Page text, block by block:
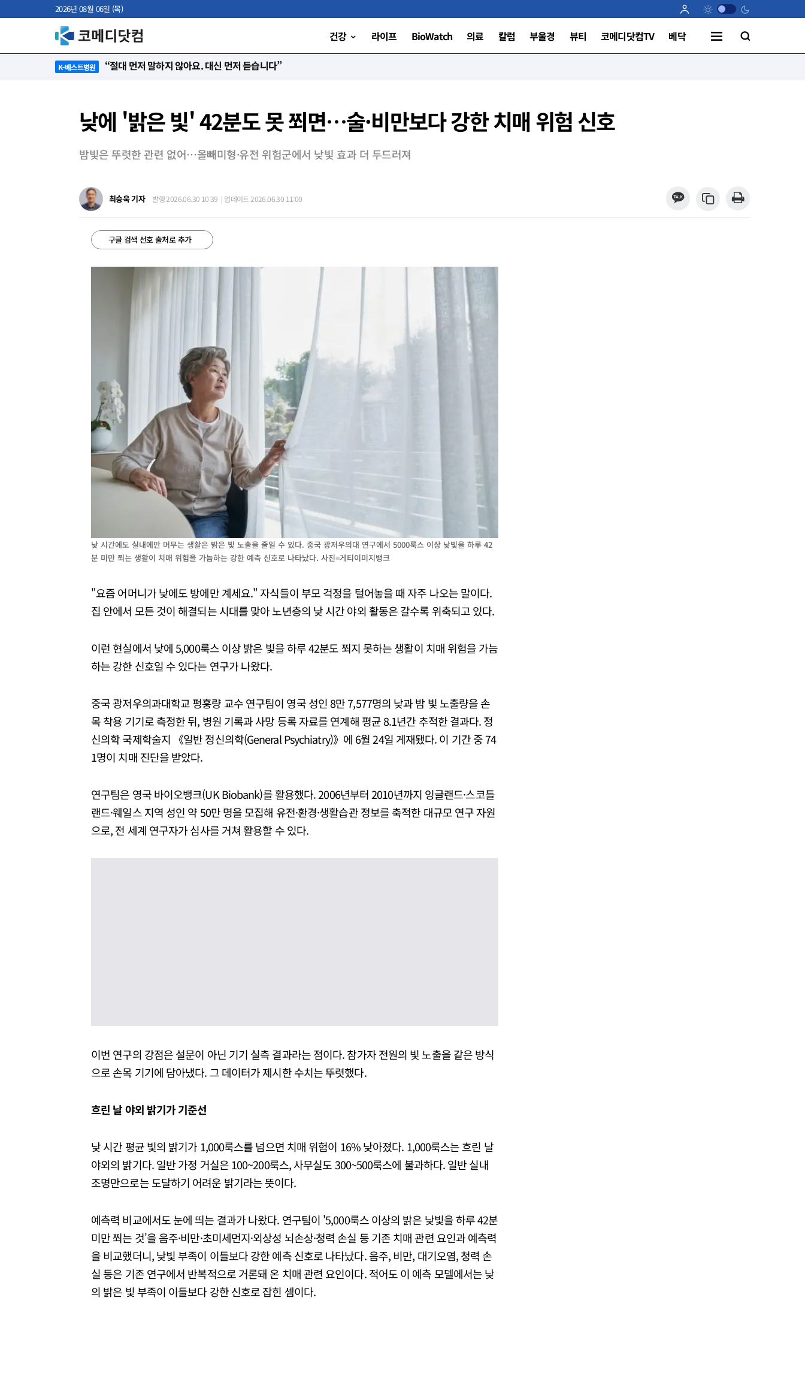
2026년 08월 06일 (목)
건강 라이프 BioWatch 의료 칼럼 부울경 뷰티 코메디닷컴TV 베닥
K-베스트병원 “절대 먼저 말하지 않아요. 대신 먼저 듣습니다”
낮에 '밝은 빛' 42분도 못 쬐면…술·비만보다 강한 치매 위험 신호
밤빛은 뚜렷한 관련 없어…올빼미형·유전 위험군에서 낮빛 효과 더 두드러져
최승욱 기자 발행 2026.06.30 10:39 업데이트 2026.06.30 11:00
구글 검색 선호 출처로 추가
낮 시간에도 실내에만 머무는 생활은 밝은 빛 노출을 줄일 수 있다. 중국 광저우의대 연구에서 5000룩스 이상 낮빛을 하루 42
분 미만 쬐는 생활이 치매 위험을 가늠하는 강한 예측 신호로 나타났다. 사진=게티이미지뱅크
"요즘 어머니가 낮에도 방에만 계세요." 자식들이 부모 걱정을 털어놓을 때 자주 나오는 말이다.
집 안에서 모든 것이 해결되는 시대를 맞아 노년층의 낮 시간 야외 활동은 갈수록 위축되고 있다.
이런 현실에서 낮에 5,000룩스 이상 밝은 빛을 하루 42분도 쬐지 못하는 생활이 치매 위험을 가늠
하는 강한 신호일 수 있다는 연구가 나왔다.
중국 광저우의과대학교 펑훙량 교수 연구팀이 영국 성인 8만 7,577명의 낮과 밤 빛 노출량을 손
목 착용 기기로 측정한 뒤, 병원 기록과 사망 등록 자료를 연계해 평균 8.1년간 추적한 결과다. 정
신의학 국제학술지 《일반 정신의학(General Psychiatry)》에 6월 24일 게재됐다. 이 기간 중 74
1명이 치매 진단을 받았다.
연구팀은 영국 바이오뱅크(UK Biobank)를 활용했다. 2006년부터 2010년까지 잉글랜드·스코틀
랜드·웨일스 지역 성인 약 50만 명을 모집해 유전·환경·생활습관 정보를 축적한 대규모 연구 자원
으로, 전 세계 연구자가 심사를 거쳐 활용할 수 있다.
이번 연구의 강점은 설문이 아닌 기기 실측 결과라는 점이다. 참가자 전원의 빛 노출을 같은 방식
으로 손목 기기에 담아냈다. 그 데이터가 제시한 수치는 뚜렷했다.
흐린 날 야외 밝기가 기준선
낮 시간 평균 빛의 밝기가 1,000룩스를 넘으면 치매 위험이 16% 낮아졌다. 1,000룩스는 흐린 날
야외의 밝기다. 일반 가정 거실은 100~200룩스, 사무실도 300~500룩스에 불과하다. 일반 실내
조명만으로는 도달하기 어려운 밝기라는 뜻이다.
예측력 비교에서도 눈에 띄는 결과가 나왔다. 연구팀이 '5,000룩스 이상의 밝은 낮빛을 하루 42분
미만 쬐는 것'을 음주·비만·초미세먼지·외상성 뇌손상·청력 손실 등 기존 치매 관련 요인과 예측력
을 비교했더니, 낮빛 부족이 이들보다 강한 예측 신호로 나타났다. 음주, 비만, 대기오염, 청력 손
실 등은 기존 연구에서 반복적으로 거론돼 온 치매 관련 요인이다. 적어도 이 예측 모델에서는 낮
의 밝은 빛 부족이 이들보다 강한 신호로 잡힌 셈이다.